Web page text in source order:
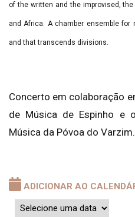
of the written and the improvised,
and Africa. A chamber ensemble
and that transcends divisions.
Concerto em colaboração
de Música de Espinho e
Música da Póvoa do Varzim.
ADICIONAR AO